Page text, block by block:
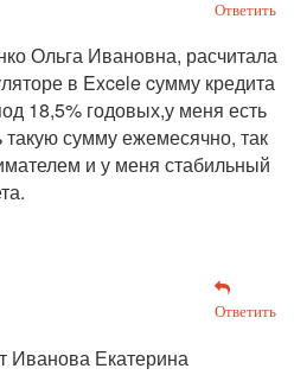
Ответить
Ольга Ивановна, расчитала
в Excele cумму кредита
18,5% годовых,у меня есть
сумму ежемесячно, так
и у меня стабильный
Ответить
Иванова Екатерина